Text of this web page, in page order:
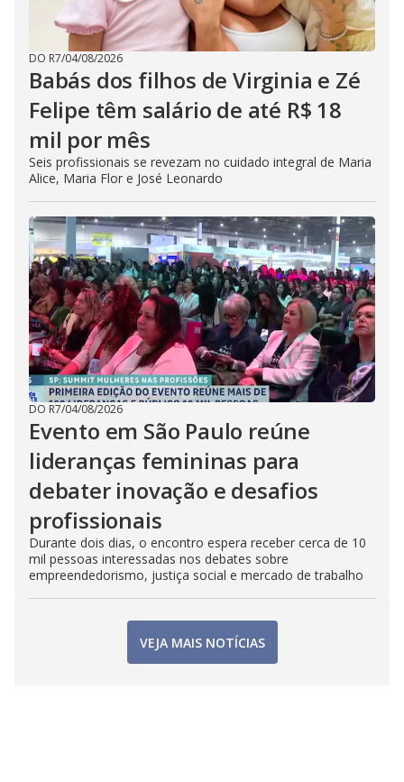
DO R7/04/08/2026
Babás dos filhos de Virginia e Zé
Felipe têm salário de até R$ 18
mil por mês
Seis profissionais se revezam no cuidado integral de Maria
Alice, Maria Flor e José Leonardo
DO R7/04/08/2026
Evento em São Paulo reúne
lideranças femininas para
debater inovação e desafios
profissionais
Durante dois dias, o encontro espera receber cerca de 10
mil pessoas interessadas nos debates sobre
empreendedorismo, justiça social e mercado de trabalho
VEJA MAIS NOTÍCIAS